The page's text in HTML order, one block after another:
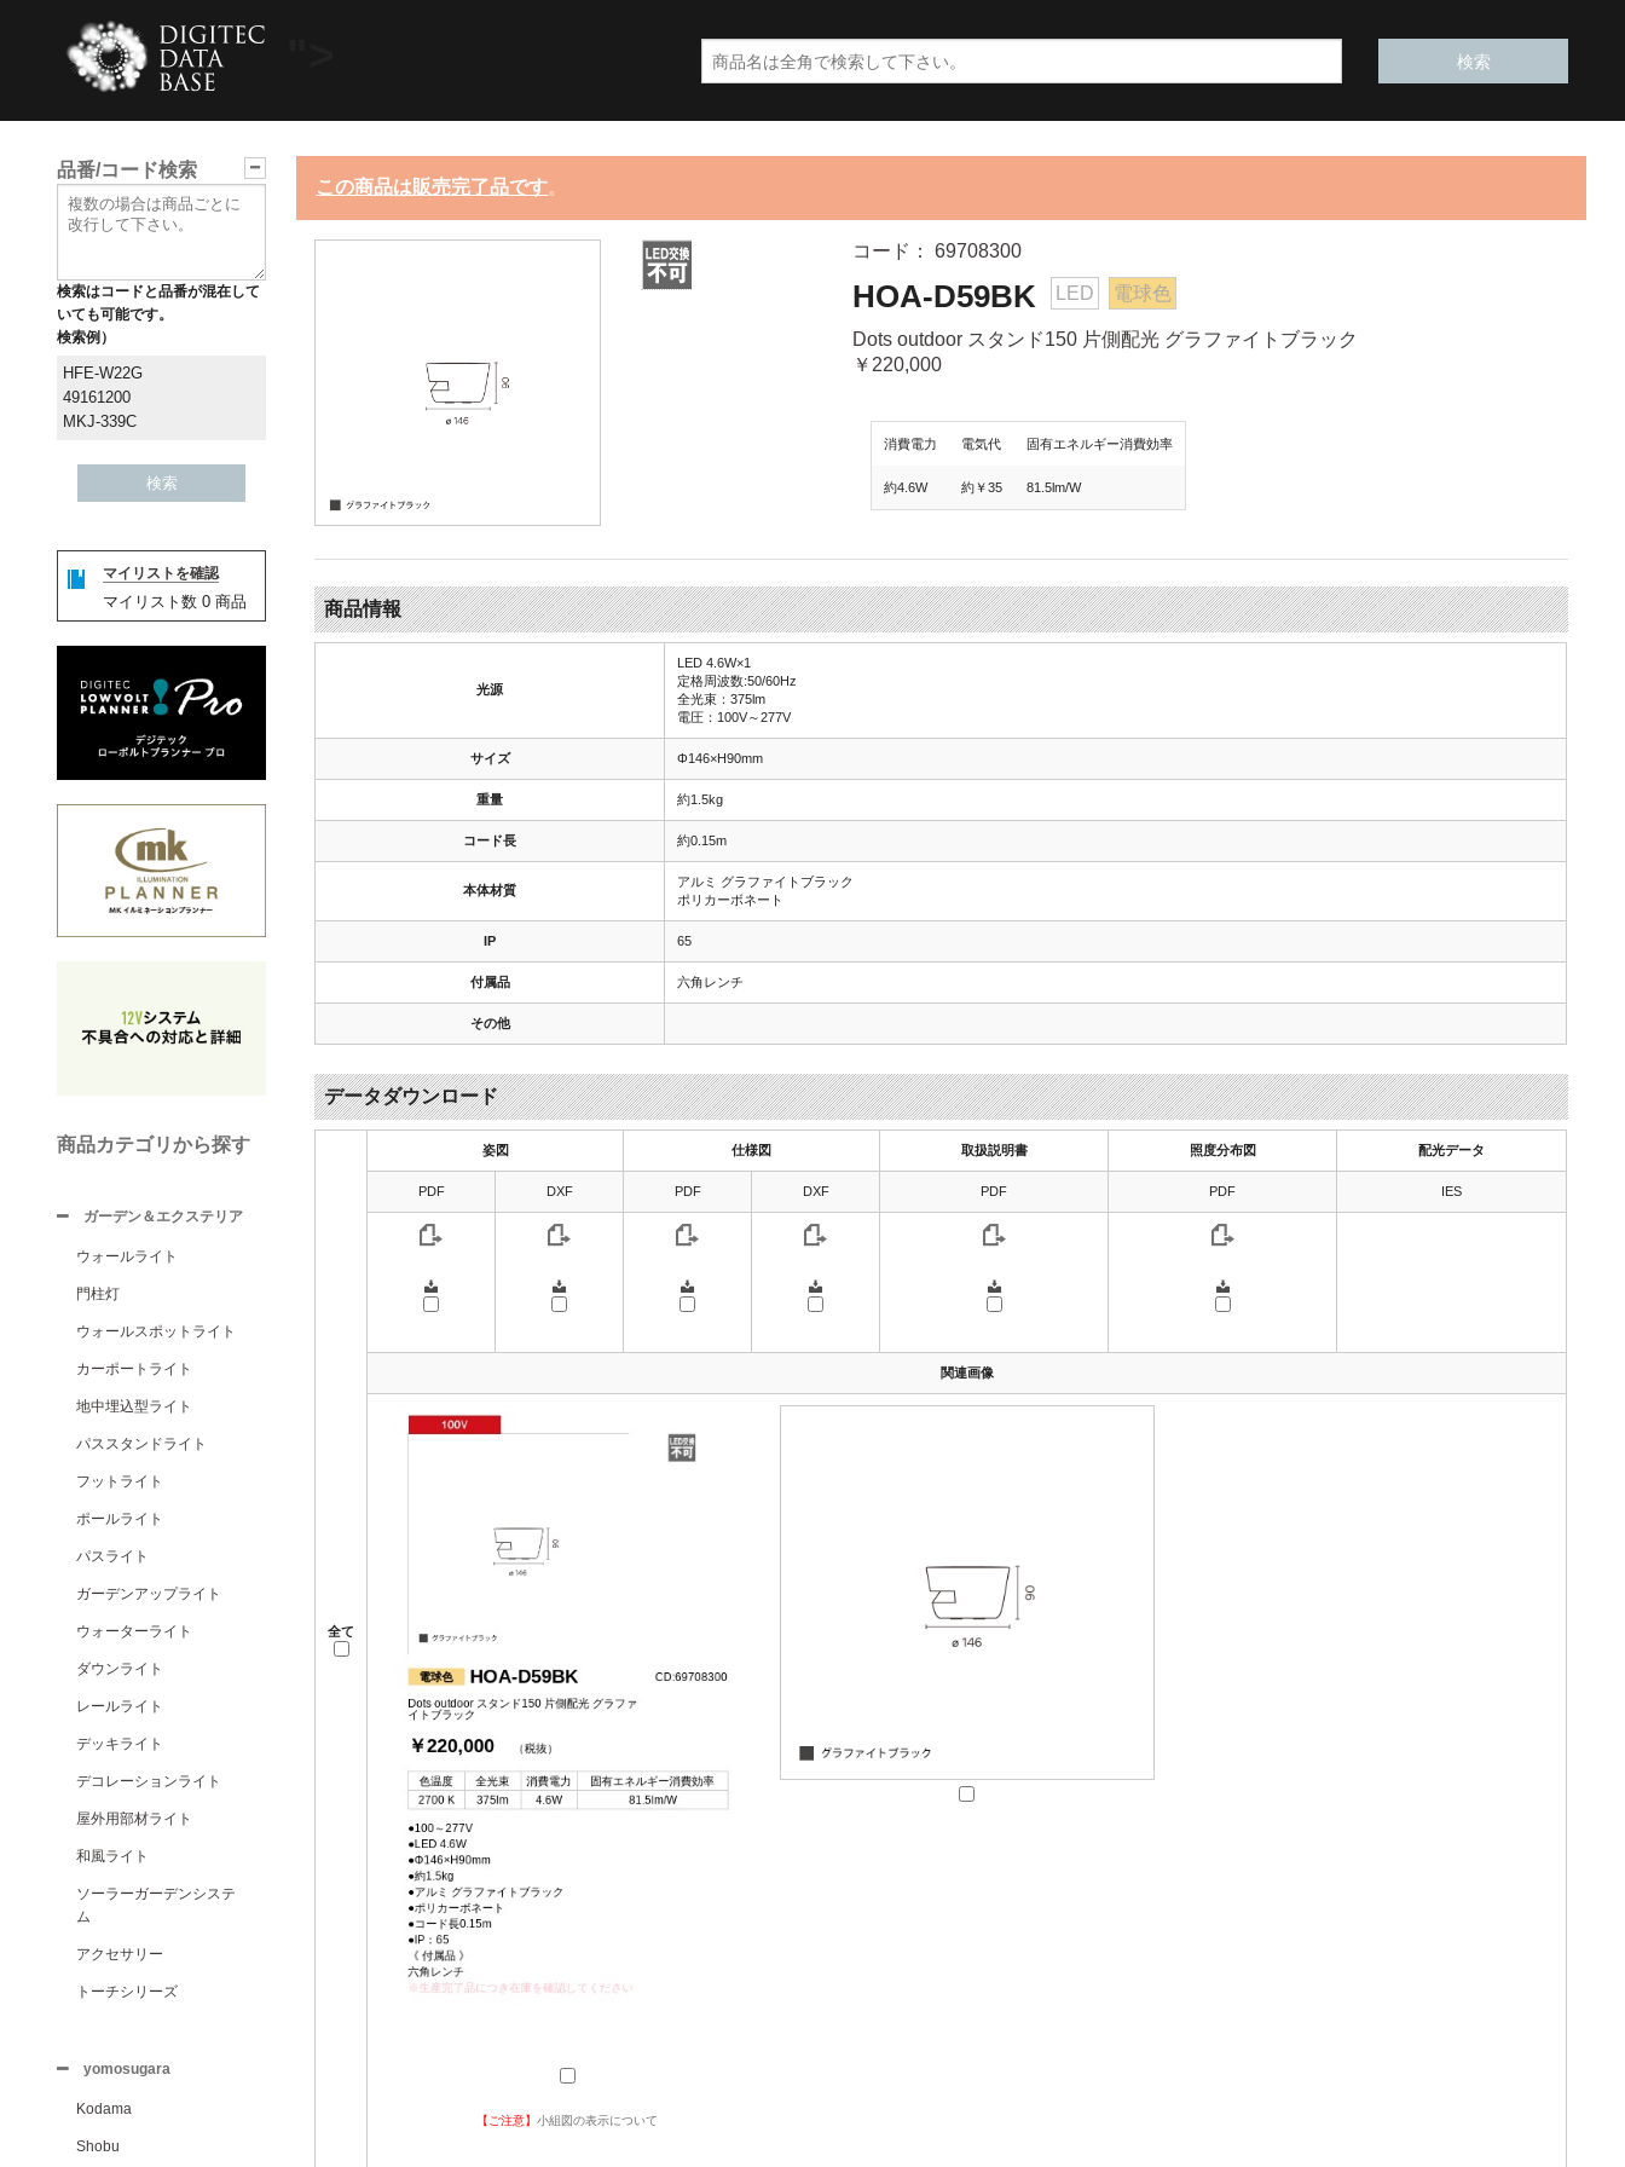
品番/コード検索
検索はコードと品番が混在して
いても可能です。
検索例）
HFE-W22G
49161200
MKJ-339C
マイリストを確認
マイリスト数 0 商品
商品カテゴリから探す
ガーデン＆エクステリア
ウォールライト
門柱灯
ウォールスポットライト
カーポートライト
地中埋込型ライト
パススタンドライト
フットライト
ポールライト
パスライト
ガーデンアップライト
ウォーターライト
ダウンライト
レールライト
デッキライト
デコレーションライト
屋外用部材ライト
和風ライト
ソーラーガーデンシステ
ム
アクセサリー
トーチシリーズ
yomosugara
Kodama
Shobu
この商品は販売完了品です。
コード： 69708300
HOA-D59BK LED 電球色
Dots outdoor スタンド150 片側配光 グラファイトブラック
￥220,000
消費電力 電気代 固有エネルギー消費効率
約4.6W 約￥35 81.5lm/W
商品情報
光源
LED 4.6W×1
定格周波数:50/60Hz
全光束：375lm
電圧：100V～277V
サイズ Φ146×H90mm
重量 約1.5kg
コード長 約0.15m
本体材質
アルミ グラファイトブラック
ポリカーボネート
IP 65
付属品 六角レンチ
その他
データダウンロード
全て
姿図 仕様図 取扱説明書 照度分布図 配光データ
PDF DXF PDF DXF PDF PDF IES
関連画像
【ご注意】小組図の表示について